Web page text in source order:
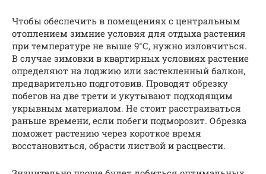
Чтобы обеспечить в помещениях с центральным
отоплением зимние условия для отдыха растения
при температуре не выше 9°С, нужно изловчиться.
В случае зимовки в квартирных условиях растение
определяют на лоджию или застекленный балкон,
предварительно подготовив. Проводят обрезку
побегов на две трети и укутывают подходящим
укрывным материалом. Не стоит расстраиваться
раньше времени, если побеги подморозит. Обрезка
поможет растению через короткое время
восстановиться, обрасти листвой и расцвести.